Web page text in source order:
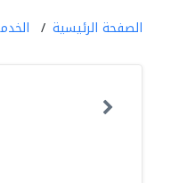
الصفحة الرئيسية